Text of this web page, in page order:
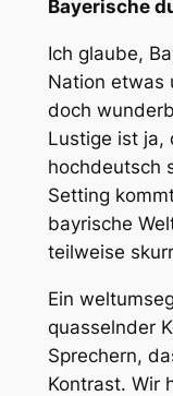
Bayerische
Ich glaube,
Nation etwas
doch
Lustige ist ja,
hochdeutsch
Setting
bayrische
teilweise
Ein
quasselnder
Sprechern,
Kontrast. Wir